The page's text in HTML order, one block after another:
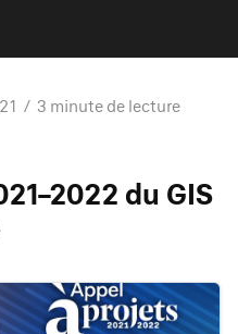
3 minute de lecture
2022 du GIS